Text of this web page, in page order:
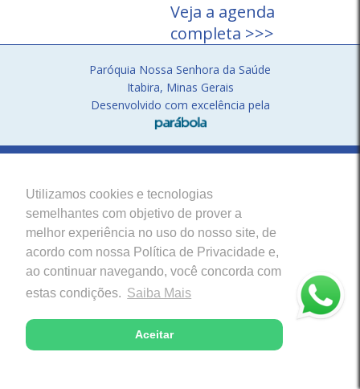
Utilizamos cookies e tecnologias
semelhantes com objetivo de prover a
melhor experiência no uso do nosso site, de
acordo com nossa Política de Privacidade e,
ao continuar navegando, você concorda com
estas condições. Saiba Mais
Aceitar
Veja a agenda
completa >>>
Paróquia Nossa Senhora da Saúde
Itabira, Minas Gerais
Desenvolvido com excelência pela